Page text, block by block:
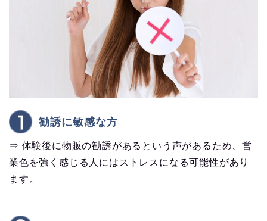
勧誘に敏感な方
⇒ 体験後に物販の勧誘があるという声があるため、営
業色を強く感じる人にはストレスになる可能性があり
ます。